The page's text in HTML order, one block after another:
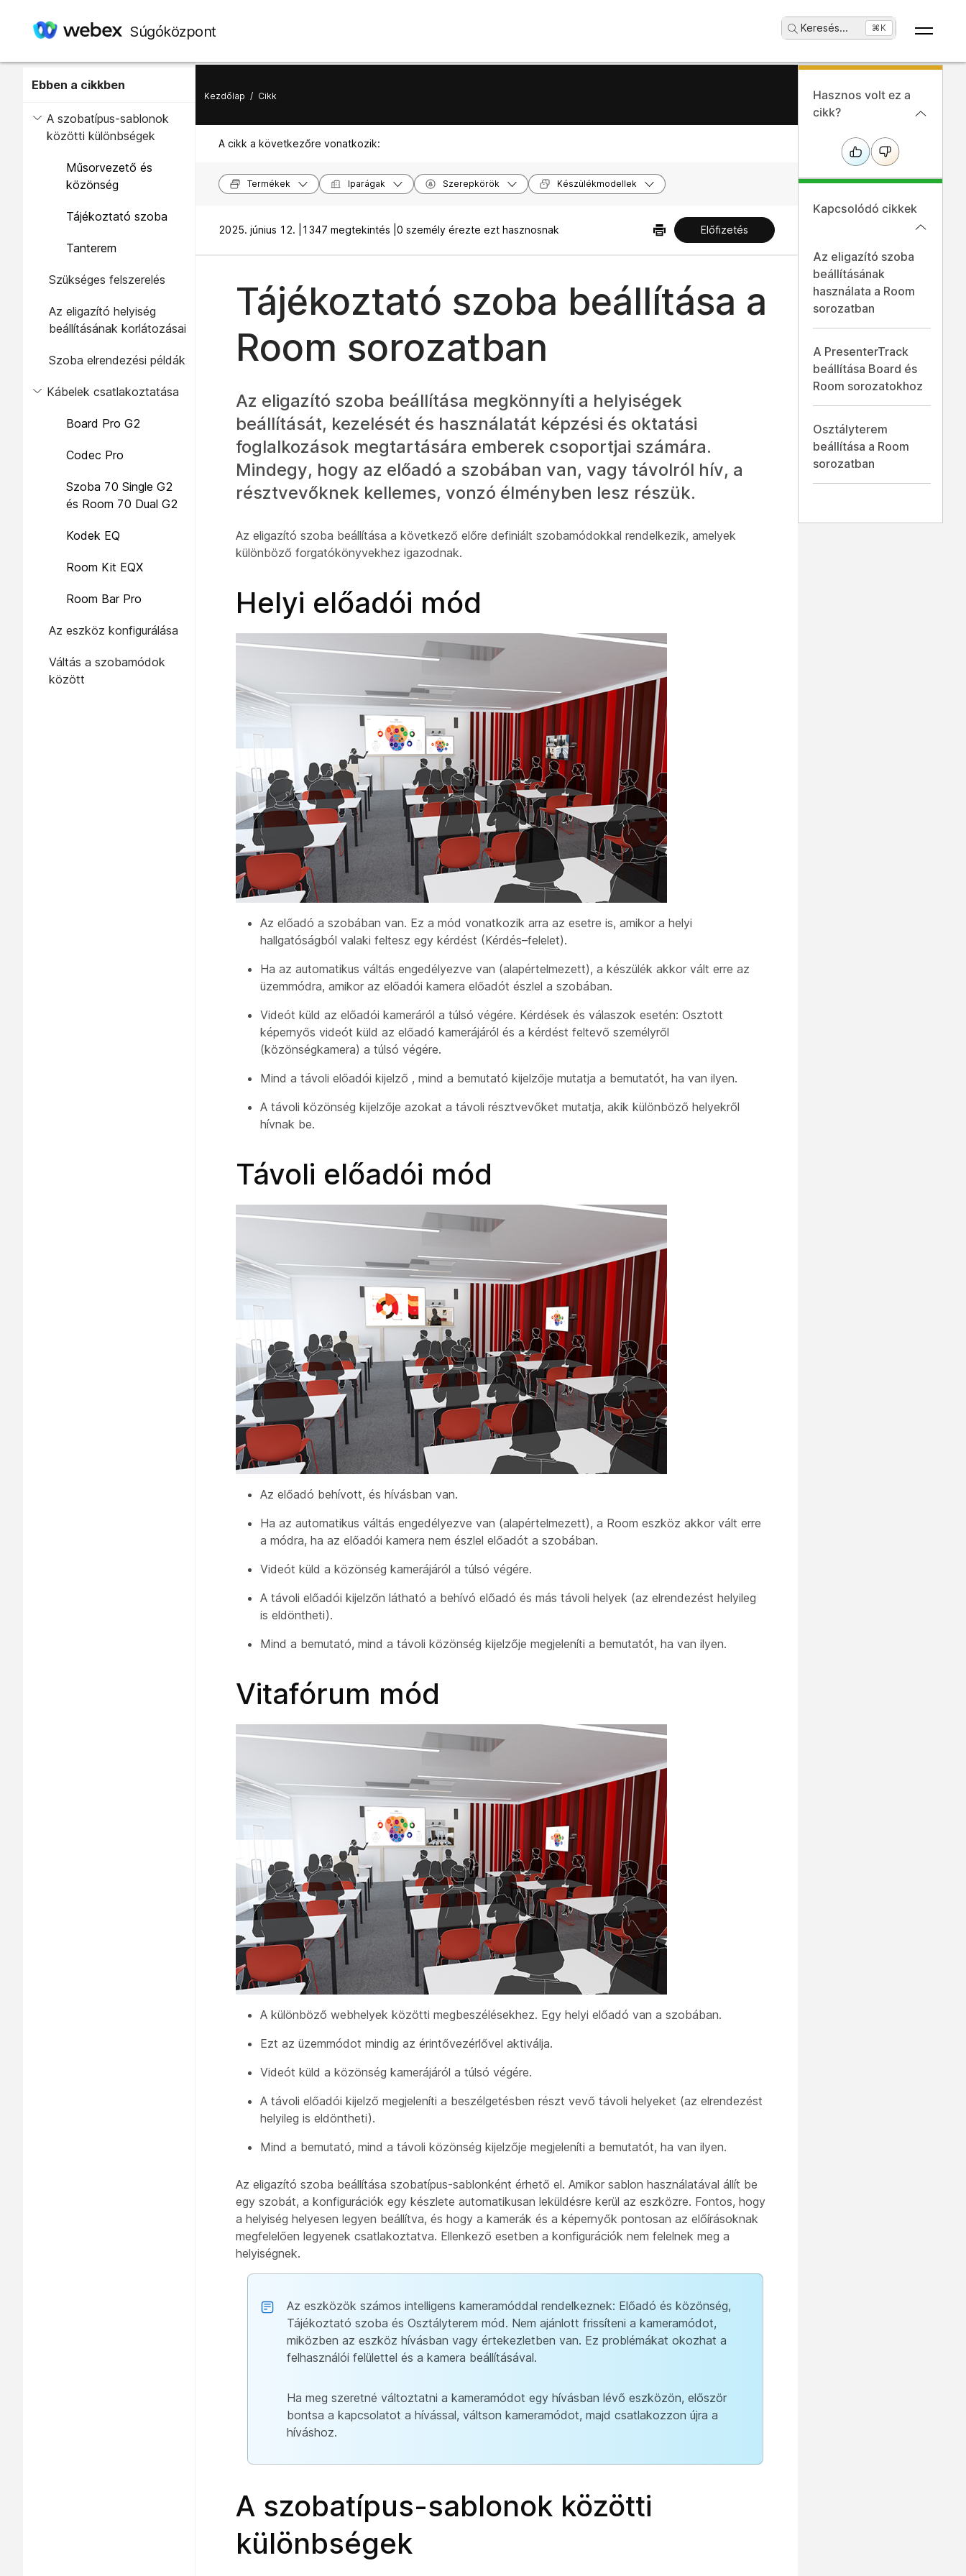
Súgóközpont Keresés... ⌘K
Ebben a cikkben
A szobatípus-sablonok
közötti különbségek
Műsorvezető és
közönség
Tájékoztató szoba
Tanterem
Szükséges felszerelés
Az eligazító helyiség
beállításának korlátozásai
Szoba elrendezési példák
Kábelek csatlakoztatása
Board Pro G2
Codec Pro
Szoba 70 Single G2
és Room 70 Dual G2
Kodek EQ
Room Kit EQX
Room Bar Pro
Az eszköz konfigurálása
Váltás a szobamódok
között
Kezdőlap / Cikk
A cikk a következőre vonatkozik:
Termékek Iparágak Szerepkörök Készülékmodellek
2025. június 12. | 1347 megtekintés | 0 személy érezte ezt hasznosnak Előfizetés
Tájékoztató szoba beállítása a
Room sorozatban
Az eligazító szoba beállítása megkönnyíti a helyiségek
beállítását, kezelését és használatát képzési és oktatási
foglalkozások megtartására emberek csoportjai számára.
Mindegy, hogy az előadó a szobában van, vagy távolról hív, a
résztvevőknek kellemes, vonzó élményben lesz részük.
Az eligazító szoba beállítása a következő előre definiált szobamódokkal rendelkezik, amelyek
különböző forgatókönyvekhez igazodnak.
Helyi előadói mód
Az előadó a szobában van. Ez a mód vonatkozik arra az esetre is, amikor a helyi
hallgatóságból valaki feltesz egy kérdést (Kérdés–felelet).
Ha az automatikus váltás engedélyezve van (alapértelmezett), a készülék akkor vált erre az
üzemmódra, amikor az előadói kamera előadót észlel a szobában.
Videót küld az előadói kameráról a túlsó végére. Kérdések és válaszok esetén: Osztott
képernyős videót küld az előadó kamerájáról és a kérdést feltevő személyről
(közönségkamera) a túlsó végére.
Mind a távoli előadói kijelző , mind a bemutató kijelzője mutatja a bemutatót, ha van ilyen.
A távoli közönség kijelzője azokat a távoli résztvevőket mutatja, akik különböző helyekről
hívnak be.
Távoli előadói mód
Az előadó behívott, és hívásban van.
Ha az automatikus váltás engedélyezve van (alapértelmezett), a Room eszköz akkor vált erre
a módra, ha az előadói kamera nem észlel előadót a szobában.
Videót küld a közönség kamerájáról a túlsó végére.
A távoli előadói kijelzőn látható a behívó előadó és más távoli helyek (az elrendezést helyileg
is eldöntheti).
Mind a bemutató, mind a távoli közönség kijelzője megjeleníti a bemutatót, ha van ilyen.
Vitafórum mód
A különböző webhelyek közötti megbeszélésekhez. Egy helyi előadó van a szobában.
Ezt az üzemmódot mindig az érintővezérlővel aktiválja.
Videót küld a közönség kamerájáról a túlsó végére.
A távoli előadói kijelző megjeleníti a beszélgetésben részt vevő távoli helyeket (az elrendezést
helyileg is eldöntheti).
Mind a bemutató, mind a távoli közönség kijelzője megjeleníti a bemutatót, ha van ilyen.
Az eligazító szoba beállítása szobatípus-sablonként érhető el. Amikor sablon használatával állít be
egy szobát, a konfigurációk egy készlete automatikusan leküldésre kerül az eszközre. Fontos, hogy
a helyiség helyesen legyen beállítva, és hogy a kamerák és a képernyők pontosan az előírásoknak
megfelelően legyenek csatlakoztatva. Ellenkező esetben a konfigurációk nem felelnek meg a
helyiségnek.
Az eszközök számos intelligens kameramóddal rendelkeznek: Előadó és közönség,
Tájékoztató szoba és Osztályterem mód. Nem ajánlott frissíteni a kameramódot,
miközben az eszköz hívásban vagy értekezletben van. Ez problémákat okozhat a
felhasználói felülettel és a kamera beállításával.
Ha meg szeretné változtatni a kameramódot egy hívásban lévő eszközön, először
bontsa a kapcsolatot a hívással, váltson kameramódot, majd csatlakozzon újra a
híváshoz.
A szobatípus-sablonok közötti
különbségek
Hasznos volt ez a
cikk?
Kapcsolódó cikkek
Az eligazító szoba
beállításának
használata a Room
sorozatban
A PresenterTrack
beállítása Board és
Room sorozatokhoz
Osztályterem
beállítása a Room
sorozatban